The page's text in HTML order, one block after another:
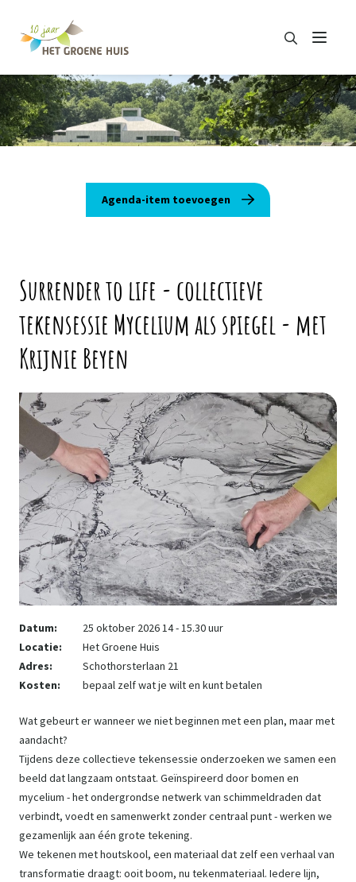
Menu
Zoeken
Agenda-item toevoegen
Surrender to life - collectieve
tekensessie Mycelium als spiegel - met
Krijnie Beyen
Datum:
25 oktober 2026 14 - 15.30 uur
Locatie:
Het Groene Huis
Adres:
Schothorsterlaan 21
Kosten:
bepaal zelf wat je wilt en kunt betalen
Wat gebeurt er wanneer we niet beginnen met een plan, maar met
aandacht?
Tijdens deze collectieve tekensessie onderzoeken we samen een
beeld dat langzaam ontstaat. Geïnspireerd door bomen en
mycelium - het ondergrondse netwerk van schimmeldraden dat
verbindt, voedt en samenwerkt zonder centraal punt - werken we
gezamenlijk aan één grote tekening.
We tekenen met houtskool, een materiaal dat zelf een verhaal van
transformatie draagt: ooit boom, nu tekenmateriaal. Iedere lijn,